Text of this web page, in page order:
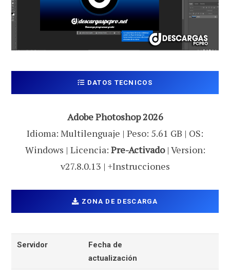
DATOS TECNICOS
Adobe Photoshop 2026
Idioma: Multilenguaje | Peso: 5.61 GB | OS:
Windows | Licencia: Pre-Activado| Version:
v27.8.0.13 | +Instrucciones
ZONA DE DESCARGA
Servidor
Fecha de
actualización